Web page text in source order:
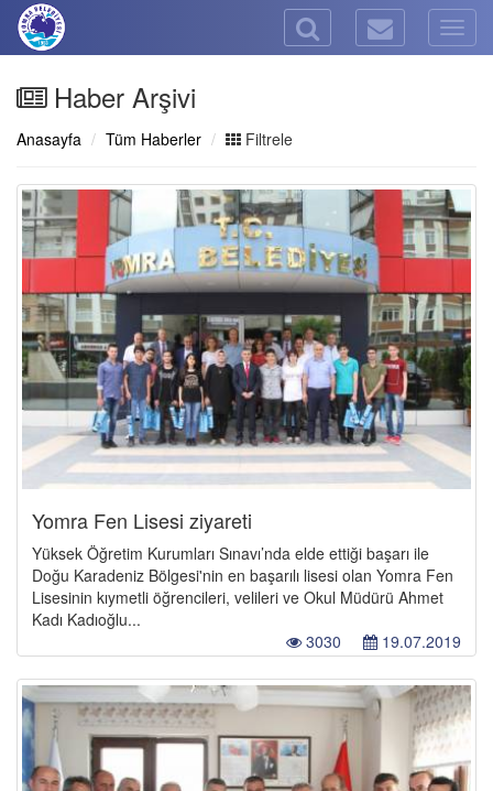
Haber Arşivi
Anasayfa Tüm Haberler Filtrele
Yomra Fen Lisesi ziyareti
Yüksek Öğretim Kurumları Sınavı’nda elde ettiği başarı ile
Doğu Karadeniz Bölgesi'nin en başarılı lisesi olan Yomra Fen
Lisesinin kıymetli öğrencileri, velileri ve Okul Müdürü Ahmet
Kadı Kadıoğlu...
19.07.2019
3030